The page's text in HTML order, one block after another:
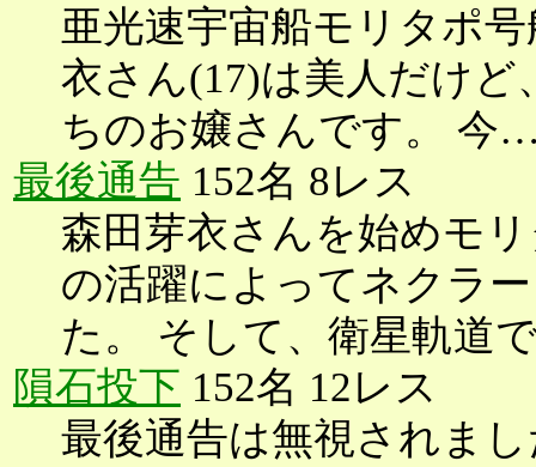
亜光速宇宙船モリタポ
衣さん(17)は美人だけ
ちのお嬢さんです。 今
最後通告 152名 8レス
森田芽衣さんを始めモ
の活躍によってネクラ
た。 そして、衛星軌道
隕石投下 152名 12レス
最後通告は無視されま